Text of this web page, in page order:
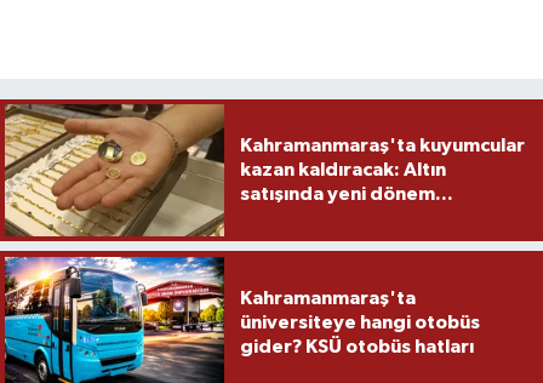
Kahramanmaraş'ta kuyumcular
kazan kaldıracak: Altın
satışında yeni dönem...
Kahramanmaraş'ta
üniversiteye hangi otobüs
gider? KSÜ otobüs hatları